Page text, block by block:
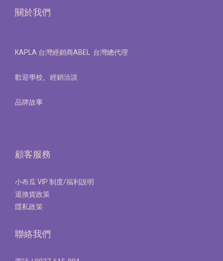
關於我們
KAPLA 台灣經銷商ABEL 台灣總代理
歡迎學校、經銷洽談
品牌故事
顧客服務
小布瓜 VIP 制度/福利說明
退換貨政策
隱私政策
聯絡我們